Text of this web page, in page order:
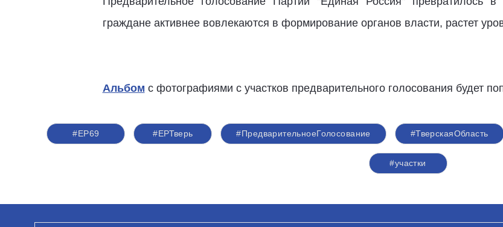
граждане активнее вовлекаются в формирование органов власти, растет
Альбом с фотографиями с участков предварительного голосования будет
#ЕР69 #ЕРТверь #ПредварительноеГолосование #ТверскаяОбласть
#участки